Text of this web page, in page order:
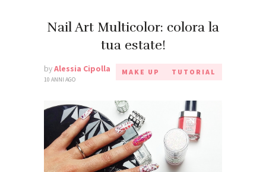
Nail Art Multicolor: colora la
tua estate!
byAlessia Cipolla
10 ANNI AGO
MAKE UP TUTORIAL